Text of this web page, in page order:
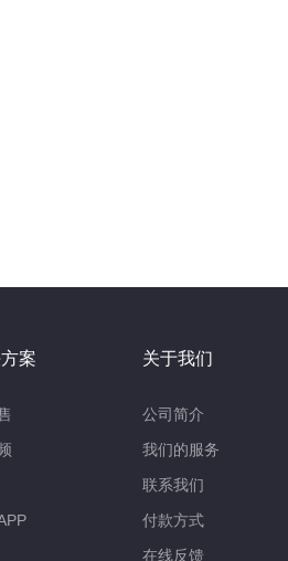
案 关于我们
公司简介
我们的服务
联系我们
付款方式
在线反馈